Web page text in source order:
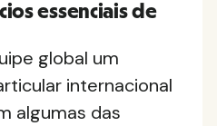
essenciais de
global um
internacional
algumas das